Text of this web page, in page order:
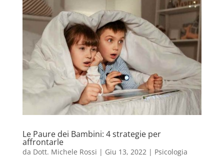
Le Paure dei Bambini: 4 strategie per
affrontarle
da Dott. Michele Rossi | Giu 13, 2022| Psicologia